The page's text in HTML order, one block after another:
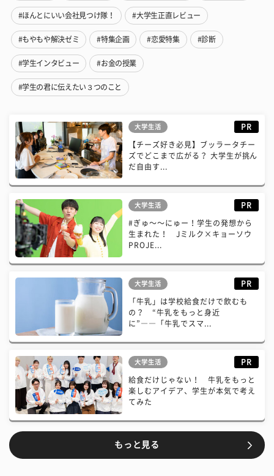
#ほんとにいい会社見つけ隊！ #大学生正直レビュー
#もやもや解決ゼミ #特集企画 #恋愛特集 #診断
#学生インタビュー #お金の授業
#学生の君に伝えたい３つのこと
大学生活 PR
【チーズ好き必見】ブッラータチー
ズでどこまで広がる？ 大学生が挑ん
だ自由す...
大学生活 PR
#ぎゅ〜〜にゅー！学生の発想から
生まれた！ Jミルク×キョーソウ
PROJE...
大学生活 PR
「牛乳」は学校給食だけで飲むも
の？ “牛乳をもっと身近
に”――「牛乳でスマ...
大学生活 PR
給食だけじゃない！ 牛乳をもっと
楽しむアイデア、学生が本気で考え
てみた
もっと見る